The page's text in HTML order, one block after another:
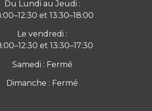
Du Lundi au Jeudi :
et 13:30–18:00
Le vendredi :
et 13:30–17:30
Samedi : Fermé
Dimanche : Fermé